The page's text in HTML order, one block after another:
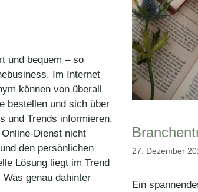
und bequem – so
Im Internet
können von überall
bestellen und sich über
und Trends informieren.
Dienst nicht
den persönlichen
Lösung liegt im Trend
Was genau dahinter
27. Dezember
Ein